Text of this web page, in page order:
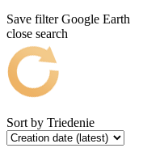
Save filter Google Earth
close search
Sort by Triedenie